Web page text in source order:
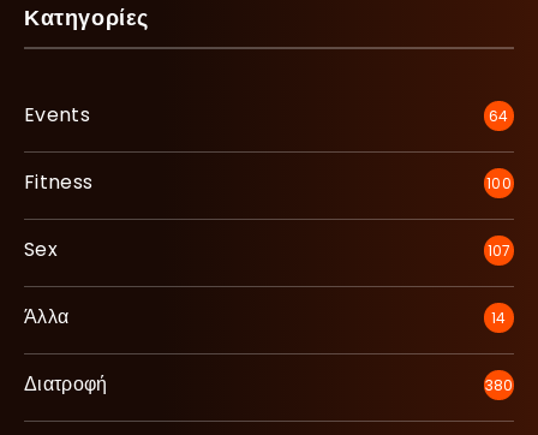
Κατηγορίες
Events 64
Fitness 100
Sex 107
Άλλα 14
Διατροφή 380